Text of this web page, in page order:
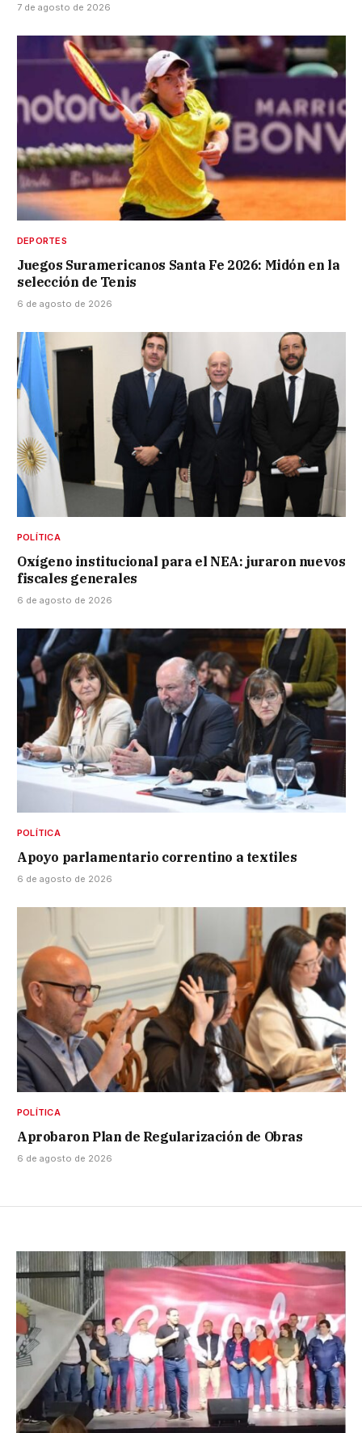
7 de agosto de 2026
DEPORTES
Juegos Suramericanos Santa Fe 2026: Midón en la
selección de Tenis
6 de agosto de 2026
POLÍTICA
Oxígeno institucional para el NEA: juraron nuevos
fiscales generales
6 de agosto de 2026
POLÍTICA
Apoyo parlamentario correntino a textiles
6 de agosto de 2026
POLÍTICA
Aprobaron Plan de Regularización de Obras
6 de agosto de 2026